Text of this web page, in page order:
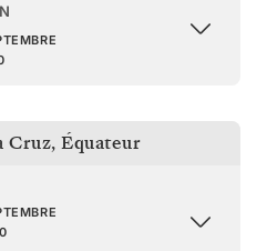
Cruz, Équateur